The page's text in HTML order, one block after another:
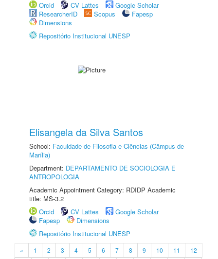
Orcid
CV Lattes
Google Scholar
ResearcherID
Scopus
Fapesp
Dimensions
Repositório Institucional UNESP
Elisangela da Silva Santos
School: Faculdade de Filosofia e Ciências (Câmpus de
Marília)
Department: DEPARTAMENTO DE SOCIOLOGIA E
ANTROPOLOGIA
Academic Appointment Category: RDIDP Academic
title: MS-3.2
Orcid
CV Lattes
Google Scholar
Fapesp
Dimensions
Repositório Institucional UNESP
« 1 2 3 4 5 6 7 8 9 10 11
12